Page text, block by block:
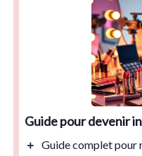
Guide pour devenir
＋ Guidecompletpour